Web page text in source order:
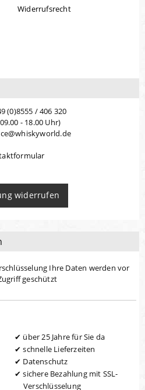
Widerrufsrecht
(0)8555 / 406 320
- 18.00 Uhr)
widerrufen
Ihre Daten werden vor
geschützt
über 25 Jahre für Sie da
schnelle Lieferzeiten
Datenschutz
sichere Bezahlung mit SSL-
Verschlüsselung